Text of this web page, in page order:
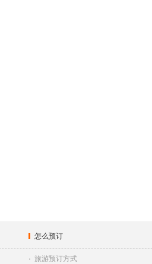
怎么预订
· 旅游预订方式